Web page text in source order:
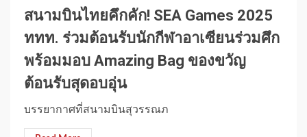
สนามบินไทยคึกคัก! SEA Games 2025
ททท. ร่วมต้อนรับนักกีฬาอาเซียนร่วมศึก
พร้อมมอบ Amazing Bag ของขวัญ
ต้อนรับสุดอบอุ่น
บรรยากาศที่สนามบินสุวรรณภ